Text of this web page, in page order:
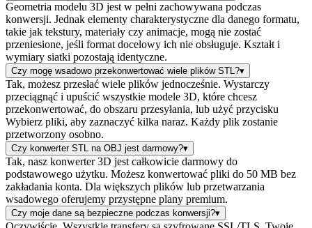
Geometria modelu 3D jest w pełni zachowywana podczas
konwersji. Jednak elementy charakterystyczne dla danego formatu,
takie jak tekstury, materiały czy animacje, mogą nie zostać
przeniesione, jeśli format docelowy ich nie obsługuje. Kształt i
wymiary siatki pozostają identyczne.
Czy mogę wsadowo przekonwertować wiele plików STL?▾
Tak, możesz przesłać wiele plików jednocześnie. Wystarczy
przeciągnąć i upuścić wszystkie modele 3D, które chcesz
przekonwertować, do obszaru przesyłania, lub użyć przycisku
Wybierz pliki, aby zaznaczyć kilka naraz. Każdy plik zostanie
przetworzony osobno.
Czy konwerter STL na OBJ jest darmowy?▾
Tak, nasz konwerter 3D jest całkowicie darmowy do
podstawowego użytku. Możesz konwertować pliki do 50 MB bez
zakładania konta. Dla większych plików lub przetwarzania
wsadowego oferujemy przystępne plany premium.
Czy moje dane są bezpieczne podczas konwersji?▾